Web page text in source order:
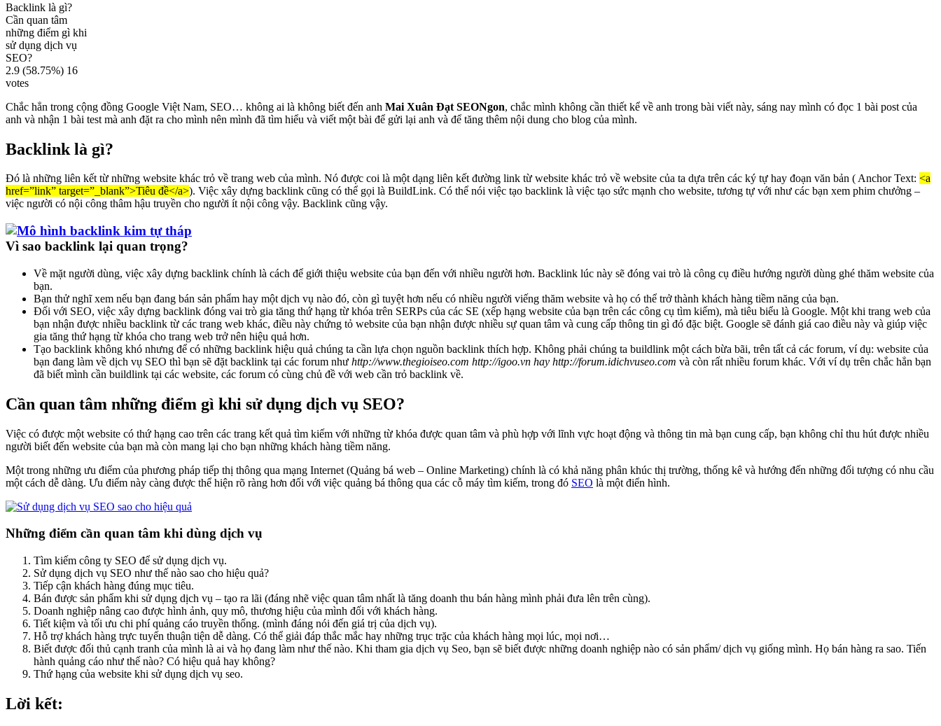
Backlink là gì?
Cần quan tâm
những điểm gì khi
sử dụng dịch vụ
SEO?
2.9 (58.75%) 16
votes
Chắc hẳn trong cộng đồng Google Việt Nam, SEO… không ai là không biết đến anh Mai Xuân Đạt SEONgon, chắc mình không cần thiết kể về anh trong bài viết này, sáng nay mình có đọc 1 bài post của
anh và nhận 1 bài test mà anh đặt ra cho mình nên mình đã tìm hiểu và viết một bài để gửi lại anh và để tăng thêm nội dung cho blog của mình.
Backlink là gì?
Đó là những liên kết từ những website khác trỏ về trang web của mình. Nó được coi là một dạng liên kết đường link từ website khác trỏ về website của ta dựa trên các ký tự hay đoạn văn bản ( Anchor Text: <a
href=”link” target=”_blank”>Tiêu đề</a>). Việc xây dựng backlink cũng có thể gọi là BuildLink. Có thể nói việc tạo backlink là việc tạo sức mạnh cho website, tương tự với như các bạn xem phim chưởng –
việc người có nội công thâm hậu truyền cho người ít nội công vậy. Backlink cũng vậy.
Vì sao backlink lại quan trọng?
Về mặt người dùng, việc xây dựng backlink chính là cách để giới thiệu website của bạn đến với nhiều người hơn. Backlink lúc này sẽ đóng vai trò là công cụ điều hướng người dùng ghé thăm website của
bạn.
Bạn thử nghĩ xem nếu bạn đang bán sản phẩm hay một dịch vụ nào đó, còn gì tuyệt hơn nếu có nhiều người viếng thăm website và họ có thể trở thành khách hàng tiềm năng của bạn.
Đối với SEO, việc xây dựng backlink đóng vai trò gia tăng thứ hạng từ khóa trên SERPs của các SE (xếp hạng website của bạn trên các công cụ tìm kiếm), mà tiêu biểu là Google. Một khi trang web của
bạn nhận được nhiều backlink từ các trang web khác, điều này chứng tỏ website của bạn nhận được nhiều sự quan tâm và cung cấp thông tin gì đó đặc biệt. Google sẽ đánh giá cao điều này và giúp việc
gia tăng thứ hạng từ khóa cho trang web trở nên hiệu quả hơn.
Tạo backlink không khó nhưng để có những backlink hiệu quả chúng ta cần lựa chọn nguồn backlink thích hợp. Không phải chúng ta buildlink một cách bừa bãi, trên tất cả các forum, ví dụ: website của
bạn đang làm về dịch vụ SEO thì bạn sẽ đặt backlink tại các forum như http://www.thegioiseo.com http://igoo.vn hay http://forum.idichvuseo.com và còn rất nhiều forum khác. Với ví dụ trên chắc hẳn bạn
đã biết mình cần buildlink tại các website, các forum có cùng chủ đề với web cần trỏ backlink về.
Cần quan tâm những điểm gì khi sử dụng dịch vụ SEO?
Việc có được một website có thứ hạng cao trên các trang kết quả tìm kiếm với những từ khóa được quan tâm và phù hợp với lĩnh vực hoạt động và thông tin mà bạn cung cấp, bạn không chỉ thu hút được nhiều
người biết đến website của bạn mà còn mang lại cho bạn những khách hàng tiềm năng.
Một trong những ưu điểm của phương pháp tiếp thị thông qua mạng Internet (Quảng bá web – Online Marketing) chính là có khả năng phân khúc thị trường, thống kê và hướng đến những đối tượng có nhu cầu
một cách dễ dàng. Ưu điểm này càng được thể hiện rõ ràng hơn đối với việc quảng bá thông qua các cỗ máy tìm kiếm, trong đó SEO là một điển hình.
Những điểm cần quan tâm khi dùng dịch vụ
Tìm kiếm công ty SEO để sử dụng dịch vụ.
Sử dụng dịch vụ SEO như thế nào sao cho hiệu quả?
Tiếp cận khách hàng đúng mục tiêu.
Bán được sản phẩm khi sử dụng dịch vụ – tạo ra lãi (đáng nhẽ việc quan tâm nhất là tăng doanh thu bán hàng mình phải đưa lên trên cùng).
Doanh nghiệp nâng cao được hình ảnh, quy mô, thương hiệu của mình đối với khách hàng.
Tiết kiệm và tối ưu chi phí quảng cáo truyền thống. (mình đáng nói đến giá trị của dịch vụ).
Hỗ trợ khách hàng trực tuyến thuận tiện dễ dàng. Có thể giải đáp thắc mắc hay những trục trặc của khách hàng mọi lúc, mọi nơi…
Biết được đối thủ cạnh tranh của mình là ai và họ đang làm như thế nào. Khi tham gia dịch vụ Seo, bạn sẽ biết được những doanh nghiệp nào có sản phẩm/ dịch vụ giống mình. Họ bán hàng ra sao. Tiến
hành quảng cáo như thế nào? Có hiệu quả hay không?
Thứ hạng của website khi sử dụng dịch vụ seo.
Lời kết: